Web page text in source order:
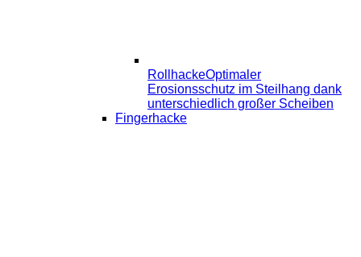
RollhackeOptimaler
Erosionsschutz im Steilhang dank
unterschiedlich großer Scheiben
Fingerhacke